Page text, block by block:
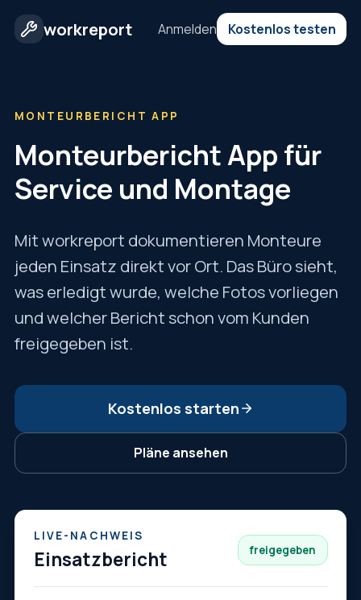
workreport Anmelden Kostenlos testen
MONTEURBERICHT APP
Monteurbericht App für
Service und Montage
Mit workreport dokumentieren Monteure
jeden Einsatz direkt vor Ort. Das Büro sieht,
was erledigt wurde, welche Fotos vorliegen
und welcher Bericht schon vom Kunden
freigegeben ist.
Kostenlos starten
Pläne ansehen
LIVE-NACHWEIS
Einsatzbericht freigegeben